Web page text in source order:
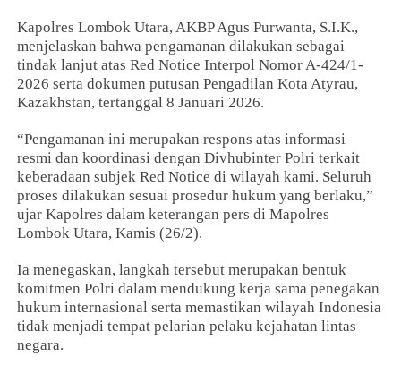
Kapolres Lombok Utara, AKBP Agus Purwanta, S.I.K.,
menjelaskan bahwa pengamanan dilakukan sebagai
tindak lanjut atas Red Notice Interpol Nomor A-424/1-
2026 serta dokumen putusan Pengadilan Kota Atyrau,
Kazakhstan, tertanggal 8 Januari 2026.
“Pengamanan ini merupakan respons atas informasi
resmi dan koordinasi dengan Divhubinter Polri terkait
keberadaan subjek Red Notice di wilayah kami. Seluruh
proses dilakukan sesuai prosedur hukum yang berlaku,”
ujar Kapolres dalam keterangan pers di Mapolres
Lombok Utara, Kamis (26/2).
Ia menegaskan, langkah tersebut merupakan bentuk
komitmen Polri dalam mendukung kerja sama penegakan
hukum internasional serta memastikan wilayah Indonesia
tidak menjadi tempat pelarian pelaku kejahatan lintas
negara.